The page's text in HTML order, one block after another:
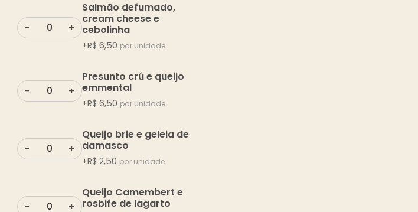
- +
Salmão defumado,
cream cheese e
cebolinha
+R$ 6,50 por unidade
- +
Presunto crú e queijo
emmental
+R$ 6,50 por unidade
- +
Queijo brie e geleia de
damasco
+R$ 2,50 por unidade
- +
Queijo Camembert e
rosbife de lagarto